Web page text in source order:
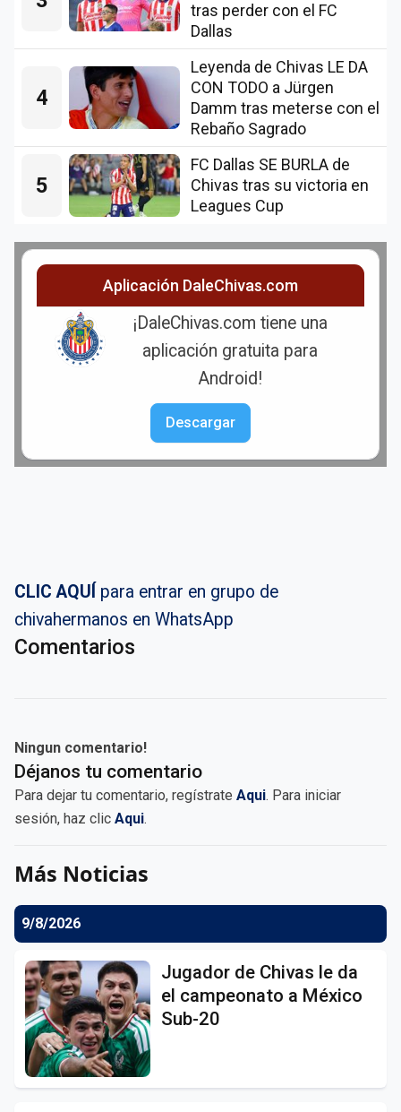
tras perder con el FC
Dallas
4
Leyenda de Chivas LE DA
CON TODO a Jürgen
Damm tras meterse con el
Rebaño Sagrado
5
FC Dallas SE BURLA de
Chivas tras su victoria en
Leagues Cup
Aplicación DaleChivas.com
¡DaleChivas.com tiene una
aplicación gratuita para
Android!
Descargar
CLIC AQUÍ para entrar en grupo de
chivahermanos en WhatsApp
Comentarios
Ningun comentario!
Déjanos tu comentario
Para dejar tu comentario, regístrate Aqui. Para iniciar
sesión, haz clic Aqui.
Más Noticias
9/8/2026
Jugador de Chivas le da
el campeonato a México
Sub-20